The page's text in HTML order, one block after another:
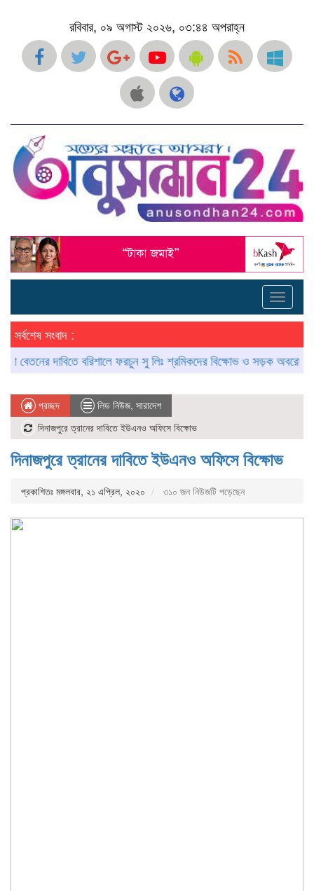
রবিবার, ০৯ অগাস্ট ২০২৬, ০৩:৪৪ অপরাহ্ন
Toggle
সর্বশেষ সংবাদ :
দাবিতে বরিশালে ফরচুন সু লিঃ শ্রমিকদের বিক্ষোভ ও সড়ক অবরোধ
প্রচ্ছদ লিড নিউজ, সারাদেশ
দিনাজপুরে ত্রানের দাবিতে ইউএনও অফিসে বিক্ষোভ
দিনাজপুরে ত্রানের দাবিতে ইউএনও অফিসে বিক্ষোভ
প্রকাশিতঃ মঙ্গলবার, ২১ এপ্রিল, ২০২০ ৩১০ জন নিউজটি পড়েছেন